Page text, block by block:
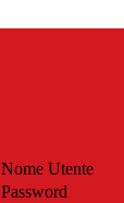
Nome Utente
Password